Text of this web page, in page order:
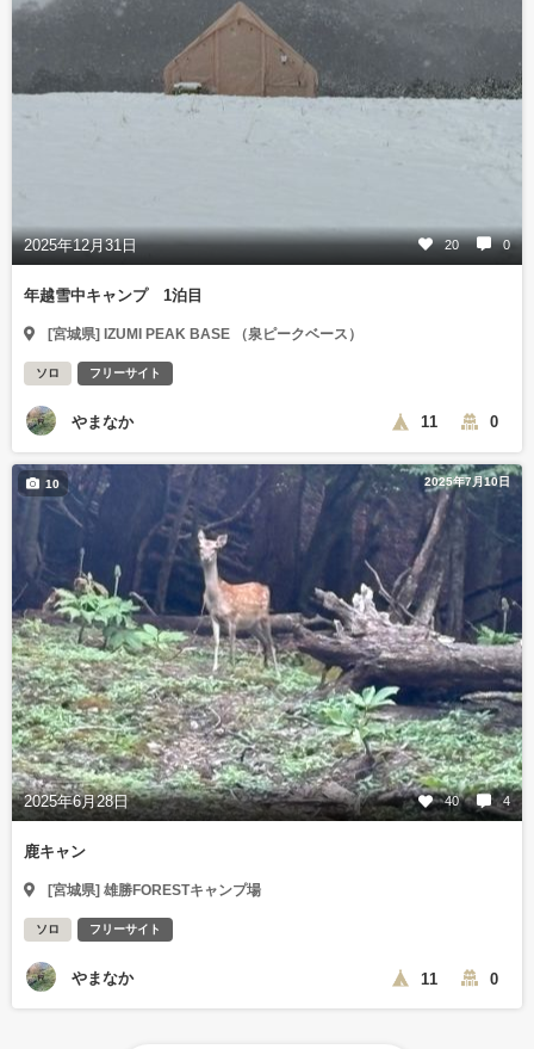
2025年12月31日 20 0
年越雪中キャンプ 1泊目
[宮城県] IZUMI PEAK BASE （泉ピークベース）
ソロ フリーサイト
やまなか 11 0
2025年7月10日
2025年6月28日 40 4
10
鹿キャン
[宮城県] 雄勝FORESTキャンプ場
ソロ フリーサイト
やまなか 11 0